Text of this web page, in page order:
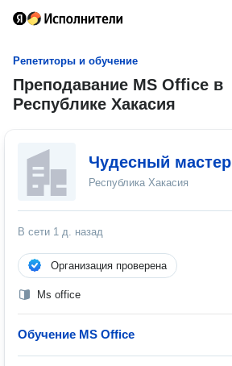
Репетиторы и обучение
Преподавание MS Office в
Республике Хакасия
Чудесный мастер
Республика Хакасия
В сети 1 д. назад
Организация проверена
Ms office
Обучение MS Office